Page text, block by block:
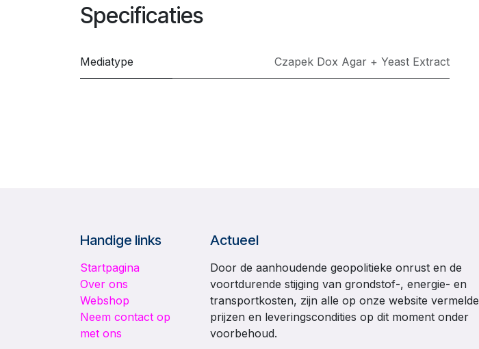
Specificaties
Mediatype Czapek Dox Agar + Yeast Extract
Handige links
Startpagina
Over ons
Webshop
Neem contact op
met ons
Actueel
Door de aanhoudende geopolitieke onrust en de
voortdurende stijging van grondstof-, energie- en
transportkosten, zijn alle op onze website vermelde
prijzen en leveringscondities op dit moment onder
voorbehoud.